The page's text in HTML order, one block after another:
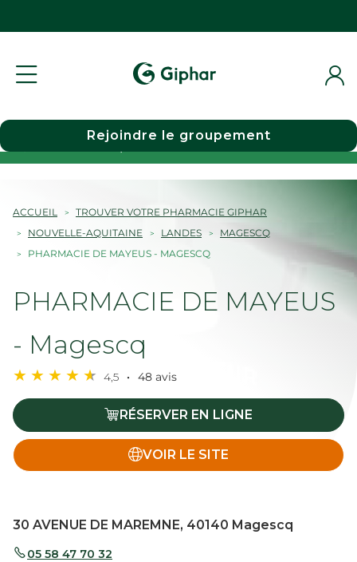
Choisir une pharmacie
Rejoindre le groupement
ACCUEIL
TROUVER VOTRE PHARMACIE GIPHAR
NOUVELLE-AQUITAINE
LANDES
MAGESCQ
PHARMACIE DE MAYEUS - MAGESCQ
PHARMACIE DE MAYEUS
- Magescq
4,5 48 avis
RÉSERVER EN LIGNE
VOIR LE SITE
30 AVENUE DE MAREMNE, 40140 Magescq
05 58 47 70 32